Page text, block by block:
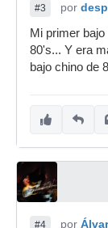
#3 por
Mi primer
80's... Y era
bajo chino de
#4 por